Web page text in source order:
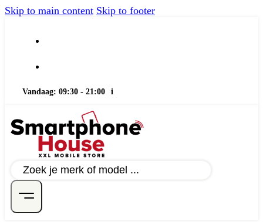
Skip to main content Skip to footer
Vandaag: 09:30 - 21:00 i